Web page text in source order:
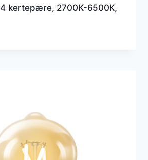
kertepære, 2700K-6500K,